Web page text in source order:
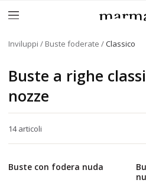
Inviluppi Buste foderate Classico
Buste a righe
nozze
14 articoli
Buste con fodera nuda